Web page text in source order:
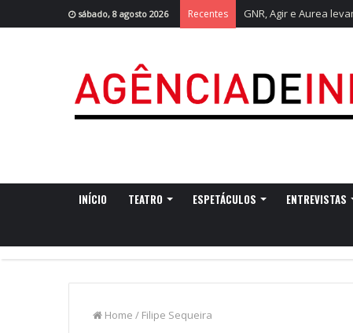
sábado, 8 agosto 2026 Recentes GNR, Agir e Aurea
INÍCIO TEATRO ESPETÁCULOS ENTREVISTAS
Home / Filipe Sequeira